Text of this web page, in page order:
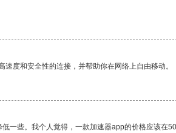
度和安全性的连接，并帮助你在网络上自由移动。
一些。我个人觉得，一款加速器app的价格应该在50